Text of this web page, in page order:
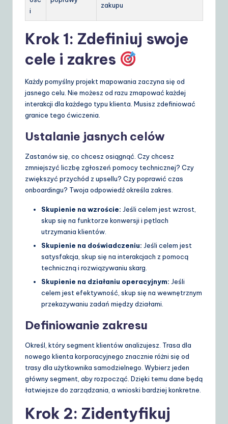
i
zakupu
Krok 1: Zdefiniuj swoje
cele i zakres
Każdy pomyślny projekt mapowania zaczyna się od
jasnego celu. Nie możesz od razu zmapować każdej
interakcji dla każdego typu klienta. Musisz zdefiniować
granice tego ćwiczenia.
Ustalanie jasnych celów
Zastanów się, co chcesz osiągnąć. Czy chcesz
zmniejszyć liczbę zgłoszeń pomocy technicznej? Czy
zwiększyć przychód z upsellu? Czy poprawić czas
onboardingu? Twoja odpowiedź określa zakres.
Skupienie na wzroście: Jeśli celem jest wzrost,
skup się na funktorze konwersji i pętlach
utrzymania klientów.
Skupienie na doświadczeniu: Jeśli celem jest
satysfakcja, skup się na interakcjach z pomocą
techniczną i rozwiązywaniu skarg.
Skupienie na działaniu operacyjnym: Jeśli
celem jest efektywność, skup się na wewnętrznym
przekazywaniu zadań między działami.
Definiowanie zakresu
Określ, który segment klientów analizujesz. Trasa dla
nowego klienta korporacyjnego znacznie różni się od
trasy dla użytkownika samodzielnego. Wybierz jeden
główny segment, aby rozpocząć. Dzięki temu dane będą
łatwiejsze do zarządzania, a wnioski bardziej konkretne.
Krok 2: Zidentyfikuj